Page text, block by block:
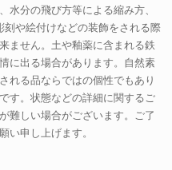
水分の飛び方等による縮み方、
や絵付けなどの装飾をされる際
ません。土や釉薬に含まれる鉄
に出る場合があります。自然素
れる品ならではの個性でもあり
す。状態などの詳細に関するご
難しい場合がございます。ご了
い申し上げます。